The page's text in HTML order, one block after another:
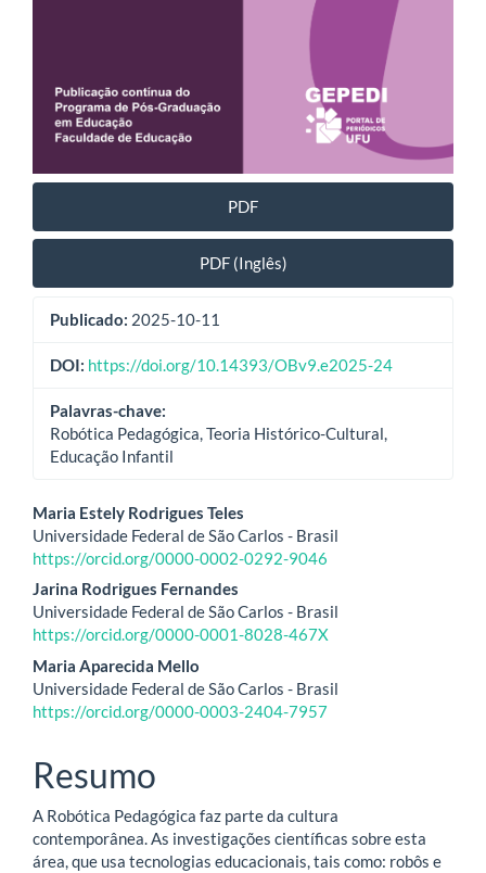
PDF
PDF (Inglês)
Publicado: 2025-10-11
DOI: https://doi.org/10.14393/OBv9.e2025-24
Palavras-chave:
Robótica Pedagógica, Teoria Histórico-Cultural,
Educação Infantil
Conteúdo
do
artigo
principal
Maria Estely Rodrigues Teles
Universidade Federal de São Carlos - Brasil
https://orcid.org/0000-0002-0292-9046
Jarina Rodrigues Fernandes
Universidade Federal de São Carlos - Brasil
https://orcid.org/0000-0001-8028-467X
Maria Aparecida Mello
Universidade Federal de São Carlos - Brasil
https://orcid.org/0000-0003-2404-7957
Resumo
A Robótica Pedagógica faz parte da cultura
contemporânea. As investigações científicas sobre esta
área, que usa tecnologias educacionais, tais como: robôs e